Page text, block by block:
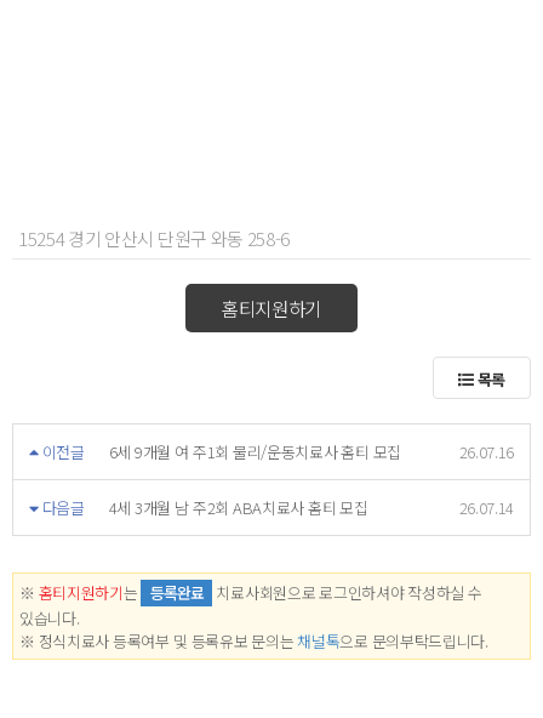
15254 경기 안산시 단원구 와동 258-6
홈티지원하기
목록
이전글 6세 9개월 여 주1회 물리/운동치료사 홈티 모집 26.07.16
다음글 4세 3개월 남 주2회 ABA치료사 홈티 모집 26.07.14
※ 홈티지원하기는 등록완료 치료사회원으로 로그인하셔야 작성하실 수
있습니다.
※ 정식치료사 등록여부 및 등록유보 문의는 채널톡으로 문의부탁드립니다.